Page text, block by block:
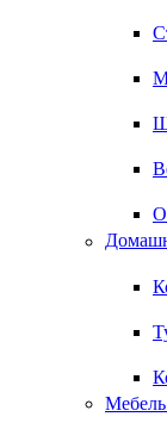
Мебель